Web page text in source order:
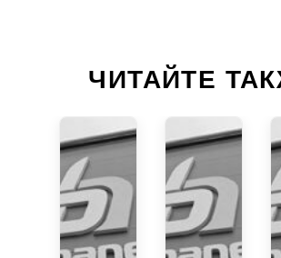
ЧИТАЙТЕ